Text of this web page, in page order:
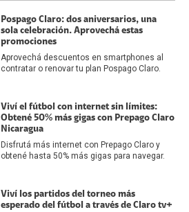
Pospago Claro: dos aniversarios, una
sola celebración. Aprovechá estas
promociones
Aprovechá descuentos en smartphones al
contratar o renovar tu plan Pospago Claro.
Viví el fútbol con internet sin límites:
Obtené 50% más gigas con Prepago Claro
Nicaragua
Disfrutá más internet con Prepago Claro y
obtené hasta 50% más gigas para navegar.
Viví los partidos del torneo más
esperado del fútbol a través de Claro tv+